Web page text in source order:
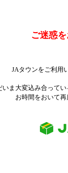
ご迷惑
JAタウンをご利用
いま大変込み合って
お時間をおいて